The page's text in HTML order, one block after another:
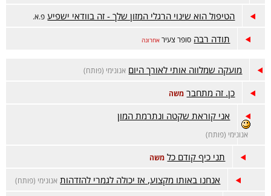
הטיפול הוא שינוי הרגלי המזון שלך - זה בוודאי ישפיע פ.א.
תודה רבה סופר צעיר אחרונה
מועקה שמלווה אותי לאורך היום אנונימי (פותח)
כן. זה מתחבר משה
אני קוראת שקטה ונתרמת המון
אנונימי (פותח)
תני כיף קודם כל משה
אנחנו באותו מקצוע, אז יכולה לגמרי להזדהות אנונימי (פותח)